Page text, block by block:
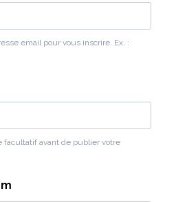
email pour vous inscrire. Ex. :
facultatif avant de publier votre